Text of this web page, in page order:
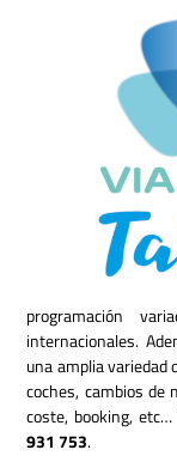
programación
internacionales.
una amplia variedad
coches, cambios de
coste, booking,
931 753.